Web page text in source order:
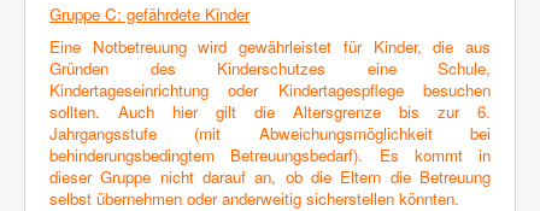
Gruppe C: gefährdete Kinder
Eine Notbetreuung wird gewährleistet für Kinder, die aus
Gründen des Kinderschutzes eine Schule,
Kindertageseinrichtung oder Kindertagespflege besuchen
sollten. Auch hier gilt die Altersgrenze bis zur 6.
Jahrgangsstufe (mit Abweichungsmöglichkeit bei
behinderungsbedingtem Betreuungsbedarf). Es kommt in
dieser Gruppe nicht darauf an, ob die Eltern die Betreuung
selbst übernehmen oder anderweitig sicherstellen könnten.